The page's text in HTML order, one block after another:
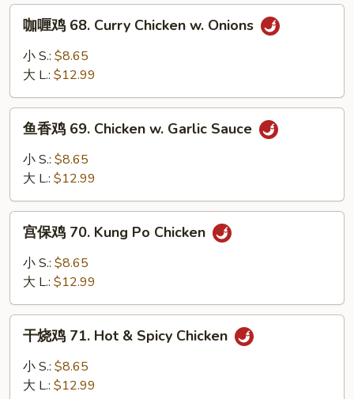
w.
Cashew
Nuts
咖
68.
Chicken
咖喱鸡 68. Curry Chicken w. Onions
小 S.: $8.65
大 L.: $12.99
鱼
69.
w.
Garlic
鱼香鸡 69. Chicken w. Garlic Sauce
小 S.: $8.65
大 L.: $12.99
宫
70.
Po
Chicken
宫保鸡 70. Kung Po Chicken
小 S.: $8.65
大 L.: $12.99
干
71.
干烧鸡 71. Hot & Spicy Chicken
小 S.: $8.65
大 L.: $12.99